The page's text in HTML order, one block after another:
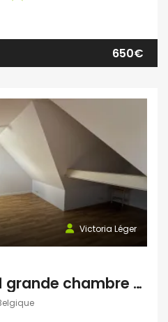
650€
Victoria Léger
– Maison de ville avec Jardin + Terrasse